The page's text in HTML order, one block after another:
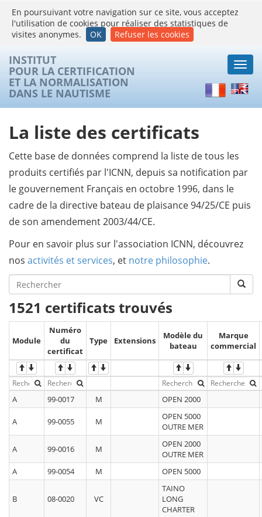
En poursuivant votre navigation sur ce site, vous acceptez
l'utilisation de cookies pour réaliser des statistiques de
visites anonymes.
OK Refuser les cookies
INSTITUT
POUR LA CERTIFICATION
ET LA NORMALISATION
DANS LE NAUTISME FrançaisEnglish
La liste des certificats
Cette base de données comprend la liste de tous les
produits certifiés par l'ICNN, depuis sa notification par
le gouvernement Français en octobre 1996, dans le
cadre de la directive bateau de plaisance 94/25/CE puis
de son amendement 2003/44/CE.
Pour en savoir plus sur l'association ICNN, découvrez
nos activités et services, et notre philosophie.
1521 certificats trouvés
Module
Numéro
du
certificat
Type Extensions
Modèle du
bateau
Marque
commercial
A 99-0017 M OPEN 2000
A 99-0055 M
OPEN 5000
OUTRE MER
A 99-0016 M
OPEN 2000
OUTRE MER
A
99-0054 M OPEN 5000
B 08-0020 VC
TAINO
LONG
CHARTER